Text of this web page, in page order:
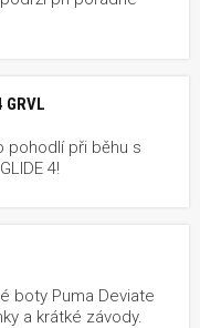
GRVL
pohodlí při běhu s
4!
boty Puma Deviate
a krátké závody.